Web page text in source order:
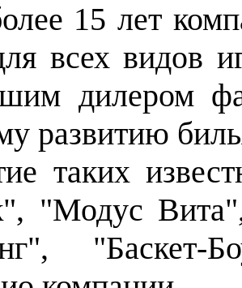
15 лет
всех видов
дилером
развитию
таких
"Модус
"Баскет-